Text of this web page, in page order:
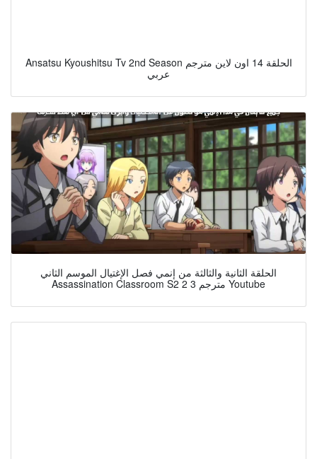
Ansatsu Kyoushitsu Tv 2nd Season الحلقة 14 اون لاين مترجم
عربي
الحلقة الثانية والثالثة من إنمي فصل الإغتيال الموسم الثاني
Assassination Classroom S2 2 3 مترجم Youtube